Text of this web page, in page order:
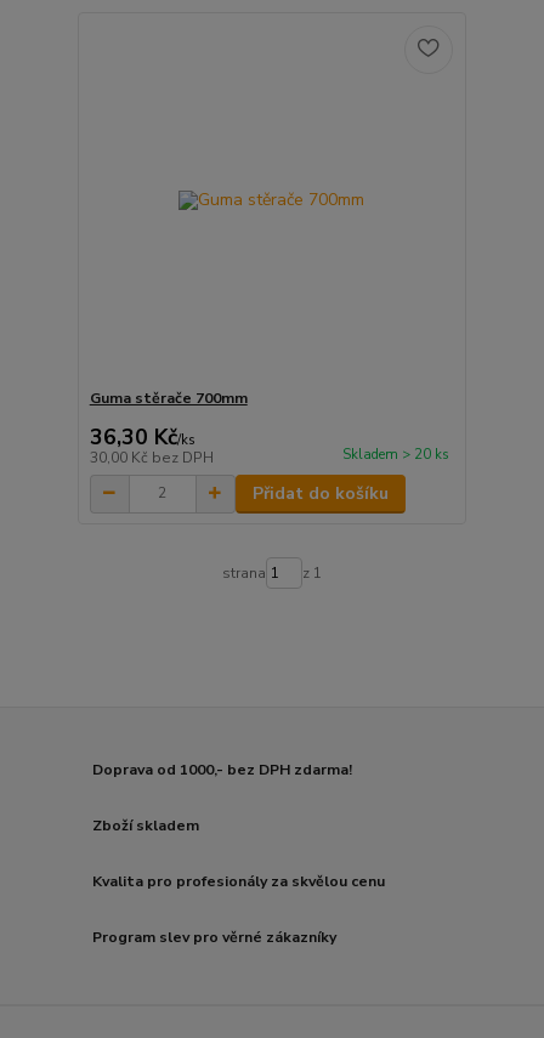
Guma stěrače 700mm
36,30 Kč/ks
30,00 Kč bez DPH Skladem > 20 ks
Přidat do košíku
strana z 1
Doprava od 1000,- bez DPH zdarma!
Zboží skladem
Kvalita pro profesionály za skvělou cenu
Program slev pro věrné zákazníky